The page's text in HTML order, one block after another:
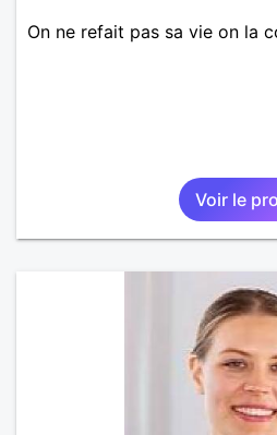
On ne refait pas sa vie on la
Voir le